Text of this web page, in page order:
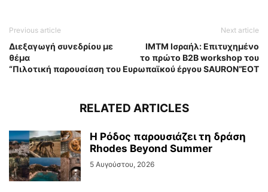
Previous article
Διεξαγωγή συνεδρίου με
θέμα
“Πιλοτική παρουσίαση του Ευρωπαϊκού έργου SAURON”
Next article
ΙΜΤΜ Ισραήλ: Επιτυχημένο
το πρώτο Β2Β workshop του
ΕΟΤ
RELATED ARTICLES
Η Ρόδος παρουσιάζει τη δράση
Rhodes Beyond Summer
5 Αυγούστου, 2026